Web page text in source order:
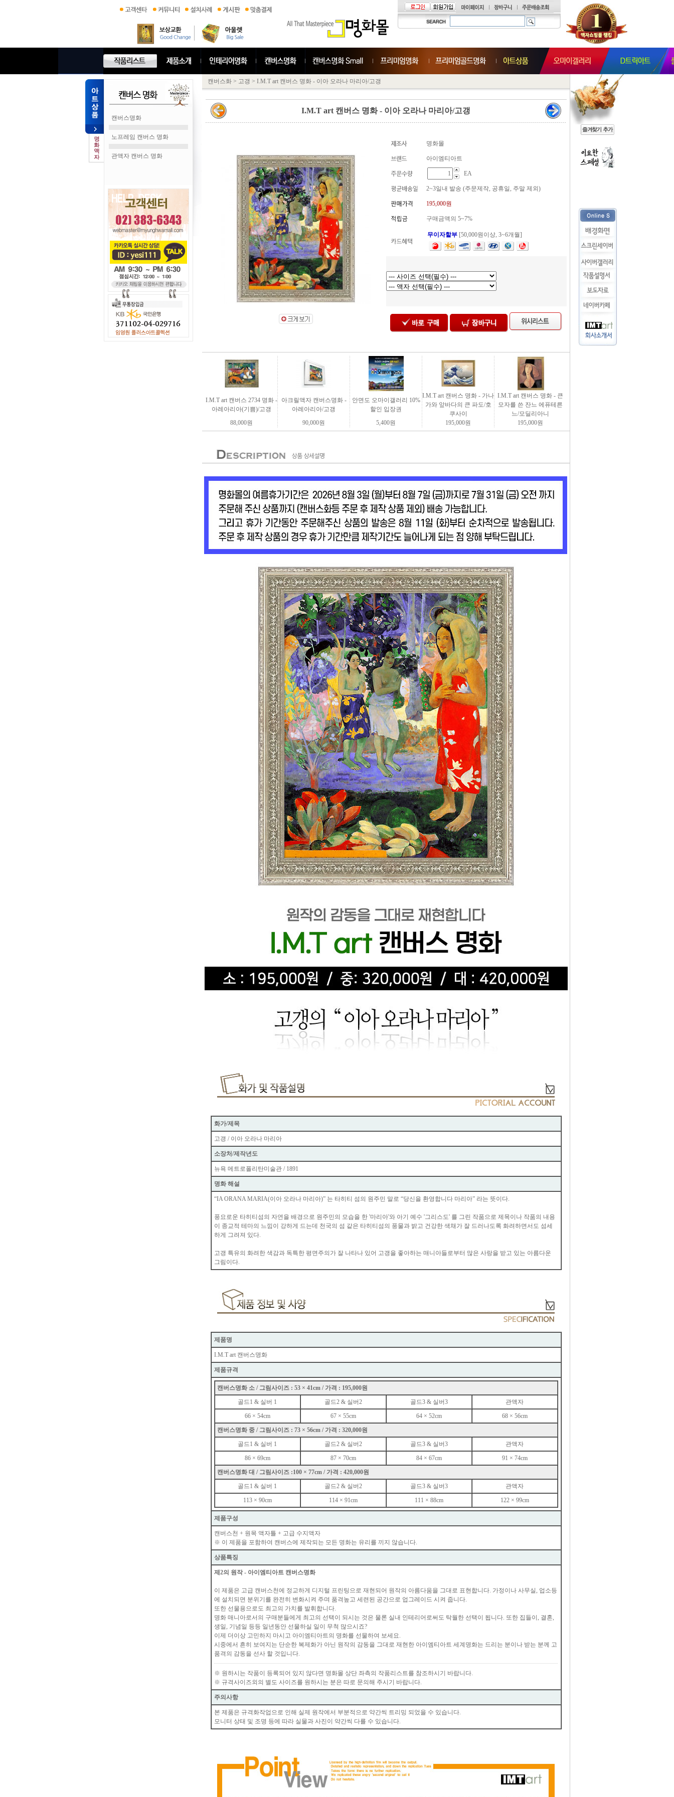
캔버스명화
노프레임 캔버스 명화
관액자 캔버스 명화
캔버스화 > 고갱 > I.M.T art 캔버스 명화 - 이아 오라나 마리아/고갱
I.M.T art 캔버스 명화 - 이아 오라나 마리아/고갱
명화몰
아이엠티아트
EA
2~3일내 발송 (주문제작, 공휴일, 주말 제외)
195,000원
구매금액의 5~7%
무이자할부 [50,000원이상, 3~6개월]
I.M.T art 캔버스 2734 명화 -
아레아리아(기쁨)/고갱
아크릴액자 캔버스명화 -
아레아리아/고갱
안면도 오마이갤러리 10%
할인 입장권
I.M.T art 캔버스 명화 - 가나
가와 앞바다의 큰 파도/호
쿠사이
I.M.T art 캔버스 명화 - 큰
모자를 쓴 잔느 에퓨테른
느/모딜리아니
88,000원 90,000원 5,400원 195,000원 195,000원
화가/제목
고갱 / 이아 오라나 마리아
소장처/제작년도
뉴욕 메트로폴리탄미술관 / 1891
명화 해설
“IA ORANA MARIA(이아 오라나 마리아)” 는 타히티 섬의 원주민 말로 “당신을 환영합니다 마리아” 라는 뜻이다.
풍요로운 타히티섬의 자연을 배경으로 원주민의 모습을 한 '마리아'와 아기 예수 '그리스도' 를 그린 작품으로 제목이나 작품의 내용
이 종교적 테마의 느낌이 강하게 드는데 천국의 섬 같은 타히티섬의 풍물과 밝고 건강한 색채가 잘 드러나도록 화려하면서도 섬세
하게 그려져 있다.
고갱 특유의 화려한 색감과 독특한 평면주의가 잘 나타나 있어 고갱을 좋아하는 매니아들로부터 많은 사랑을 받고 있는 아름다운
그림이다.
제품명
I.M.T art 캔버스명화
제품규격
캔버스명화 소 / 그림사이즈 : 53 × 41cm / 가격 : 195,000원
골드1 & 실버 1
골드2 & 실버2 골드3 & 실버3
관액자
66 × 54cm
67 × 55cm 64 × 52cm
68 × 56cm
캔버스명화 중 / 그림사이즈 : 73 × 56cm / 가격 : 320,000원
골드1 & 실버 1
골드2 & 실버2 골드3 & 실버3
관액자
86 × 69cm
87 × 70cm 84 × 67cm
91 × 74cm
캔버스명화 대 / 그림사이즈 :100 × 77cm / 가격 : 420,000원
골드1 & 실버 1
골드2 & 실버2 골드3 & 실버3
관액자
113 × 90cm
114 × 91cm 111 × 88cm 122 × 99cm
제품구성
캔버스천 + 원목 액자틀 + 고급 수지액자
※ 이 제품을 포함하여 캔버스에 제작되는 모든 명화는 유리를 끼지 않습니다.
상품특징
제2의 원작 - 아이엠티아트 캔버스명화
이 제품은 고급 캔버스천에 정교하게 디지털 프린팅으로 재현되어 원작의 아름다움을 그대로 표현합니다. 가정이나 사무실, 업소등
에 설치되면 분위기를 완전히 변화시켜 주며 품격높고 세련된 공간으로 업그레이드 시켜 줍니다.
또한 선물용으로도 최고의 가치를 발휘합니다.
명화 매니아로서의 구매분들에게 최고의 선택이 되시는 것은 물론 실내 인테리어로써도 탁월한 선택이 됩니다. 또한 집들이, 결혼,
생일, 기념일 등등 일년동안 선물하실 일이 무척 많으시죠?
이제 더이상 고민하지 마시고 아이엠티아트의 명화를 선물하여 보세요.
시중에서 흔히 보여지는 단순한 복제화가 아닌 원작의 감동을 그대로 재현한 아이엠티아트 세계명화는 드리는 분이나 받는 분께 고
품격의 감동을 선사 할 것입니다.
※ 원하시는 작품이 등록되어 있지 않다면 명화몰 상단 좌측의 작품리스트를 참조하시기 바랍니다.
※ 규격사이즈외의 별도 사이즈를 원하시는 분은 따로 문의해 주시기 바랍니다.
주의사항
본 제품은 규격화작업으로 인해 실제 원작에서 부분적으로 약간씩 트리밍 되었을 수 있습니다.
모니터 상태 및 조명 등에 따라 실물과 사진이 약간씩 다를 수 있습니다.